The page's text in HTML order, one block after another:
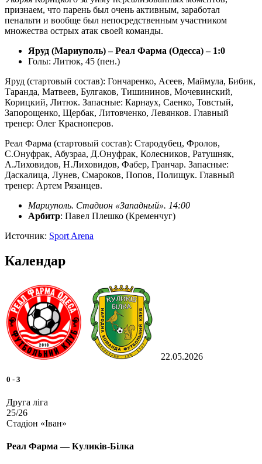
признаем, что парень был очень активным, заработал
пенальти и вообще был непосредственным участником
множества острых атак своей команды.
Яруд (Мариуполь) – Реал Фарма (Одесса) – 1:0
Голы: Литюк, 45 (пен.)
Яруд (стартовый состав): Гончаренко, Асеев, Маймула, Бибик,
Таранда, Матвеев, Булгаков, Тишининов, Мочевинский,
Корицкий, Литюк. Запасные: Карнаух, Саенко, Товстый,
Запорощенко, Щербак, Литовченко, Левянков. Главный
тренер: Олег Красноперов.
Реал Фарма (стартовый состав): Стародубец, Фролов,
С.Онуфрак, Абузраа, Д.Онуфрак, Колесников, Ратушняк,
А.Лиховидов, Н.Лиховидов, Фабер, Гранчар. Запасные:
Даскалица, Лунев, Смароков, Попов, Полищук. Главный
тренер: Артем Рязанцев.
Мариуполь. Стадион «Западный». 14:00
Арбитр: Павел Плешко (Кременчуг)
Источник: Sport Arena
Календар
22.05.2026
0 - 3
Друга ліга
25/26
Стадіон «Іван»
Реал Фарма — Куликів-Білка